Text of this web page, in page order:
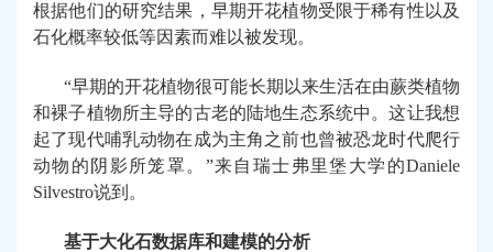
根据他们的研究结果，早期开花植物受限于稀有性以及
石化概率较低等因素而难以被发现。
“早期的开花植物很可能长期以来生活在由蕨类植物
和裸子植物所主导的古老的陆地生态系统中。这让我想
起了现代哺乳动物在成为主角之前也曾被恐龙时代爬行
动物的阴影所笼罩。 ”来自瑞士弗里堡大学的Daniele
Silvestro说到。
基于大化石数据库和建模的分析